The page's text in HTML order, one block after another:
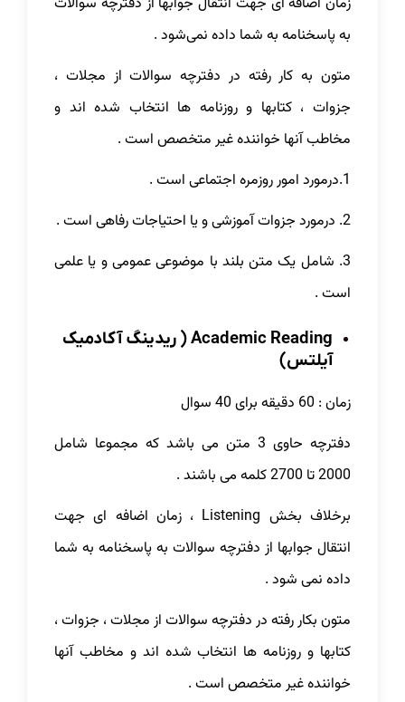
به پاسخنامه به شما داده نمی‌شود .
متون به کار رفته در دفترچه سوالات از مجلات ،
جزوات ، کتابها و روزنامه ها انتخاب شده اند و
مخاطب آنها خواننده غیر متخصص است .
1.درمورد امور روزمره اجتماعی است .
2. درمورد جزوات آموزشی و یا احتیاجات رفاهی است .
3. شامل یک متن بلند با موضوعی عمومی و یا علمی
است .
Academic Reading ( ریدینگ آکادمیک
آیلتس)
زمان : 60 دقیقه برای 40 سوال
دفترچه حاوی 3 متن می باشد که مجموعا شامل
2000 تا 2700 کلمه می باشند .
برخلاف بخش Listening ، زمان اضافه ای جهت
انتقال جوابها از دفترچه سوالات به پاسخنامه به شما
داده نمی شود .
متون بکار رفته در دفترچه سوالات از مجلات ، جزوات ،
کتابها و روزنامه ها انتخاب شده اند و مخاطب آنها
خواننده غیر متخصص است .